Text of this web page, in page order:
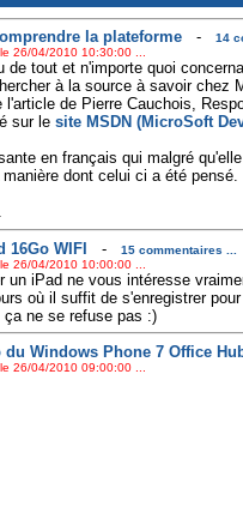
la plateforme-
14
26/04/2010 10:30:00 ...
de tout et n'importe quoi
à la source à savoir chez
de Pierre Cauchois,
sur le site MSDN (MicroSoft
en français qui malgré
dont celui ci a été pensé.
16Go WIFI -
15 commentaires ...
26/04/2010 10:00:00 ...
un iPad ne vous intéresse
où il suffit de s'enregistrer
ne se refuse pas :)
du Windows Phone 7 Office
26/04/2010 09:00:00 ...